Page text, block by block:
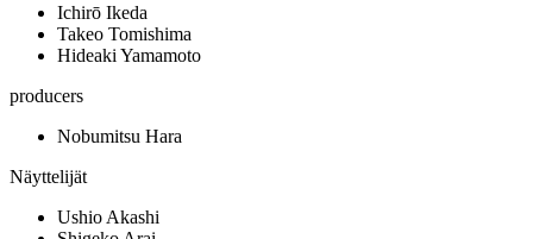
Ichirō Ikeda
Takeo Tomishima
Hideaki Yamamoto
producers
Nobumitsu Hara
Näyttelijät
Ushio Akashi